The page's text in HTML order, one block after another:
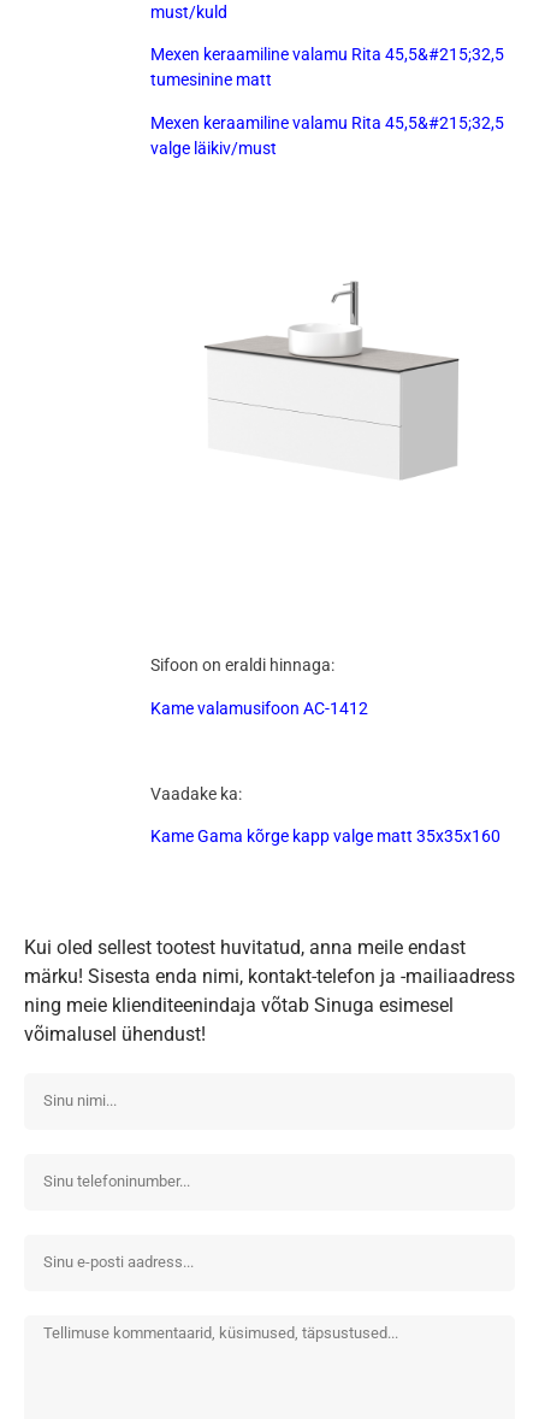
must/kuld
Mexen keraamiline valamu Rita 45,5&#215;32,5
tumesinine matt
Mexen keraamiline valamu Rita 45,5&#215;32,5
valge läikiv/must
Sifoon on eraldi hinnaga:
Kame valamusifoon AC-1412
Vaadake ka:
Kame Gama kõrge kapp valge matt 35x35x160
Kui oled sellest tootest huvitatud, anna meile endast
märku! Sisesta enda nimi, kontakt-telefon ja -mailiaadress
ning meie klienditeenindaja võtab Sinuga esimesel
võimalusel ühendust!